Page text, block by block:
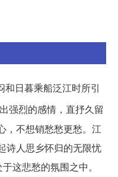
和日暮乘船泛江时所引
强烈的感情，直抒久留
，不想销愁愁更愁。江
诗人思乡怀归的无限忧
这悲愁的氛围之中。